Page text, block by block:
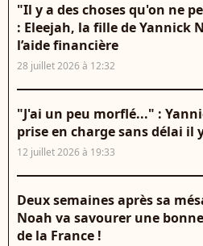
"Il y a des choses qu'on ne
: Eleejah, la fille de Yannick
l’aide financière
28 juillet 2026 à 12:32
"J'ai un peu morflé..." :
prise en charge sans délai il
12 juillet 2026 à 19:33
Deux semaines après sa
Noah va savourer une
de la France !